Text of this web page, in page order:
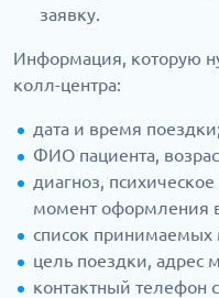
заявку.
Информация, которую
колл-центра:
дата и время поездки;
ФИО пациента,
диагноз,
момент оформления
список принимаемых
цель поездки, адрес
контактный телефон